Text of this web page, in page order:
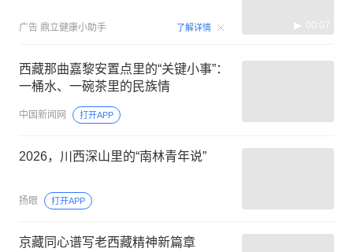
广告 鼎立健康小助手 了解详情 00:07
西藏那曲嘉黎安置点里的“关键小事”：
一桶水、一碗茶里的民族情
中国新闻网 打开APP
2026，川西深山里的“南林青年说”
扬眼 打开APP
京藏同心谱写老西藏精神新篇章